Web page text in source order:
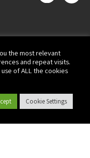
the most relevant
and repeat visits.
of ALL the cookies.
Cookie Settings